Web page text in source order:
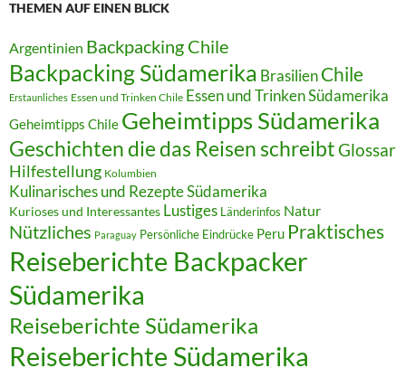
THEMEN AUF EINEN BLICK
Argentinien Backpacking Chile
Backpacking Südamerika Brasilien Chile
Erstaunliches Essen und Trinken Chile Essen und Trinken Südamerika
Geheimtipps Chile Geheimtipps Südamerika
Geschichten die das Reisen schreibtGlossar
Hilfestellung Kolumbien
Kulinarisches und Rezepte Südamerika
Kurioses und Interessantes Lustiges Länderinfos Natur
Nützliches Paraguay Persönliche Eindrücke Peru Praktisches
Reiseberichte Backpacker
Südamerika
Reiseberichte Südamerika
Reiseberichte Südamerika